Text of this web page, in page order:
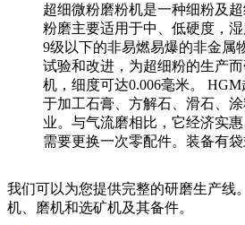
超细微粉磨粉机是一种细粉及
粉磨主要适用于中、低硬度，
9级以下的非易燃易爆的非金属
试验和改进，为超细粉的生产
机，细度可达0.006毫米。
于加工石膏、方解石、滑石、
业。与气流磨相比，它经济实
需要更换一次零配件。装备有袋
我们可以为您提供完整的研磨生产线
机、磨机和选矿机及其备件。